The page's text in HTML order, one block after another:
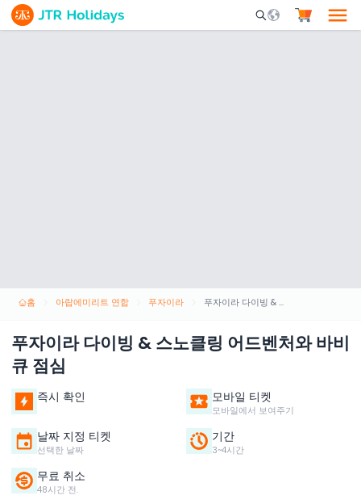
Mobile Search
홈 아랍에미리트 연합 푸자이라 푸자이라 다이빙 & 스노클링 어드벤처와 바비큐 점심
푸자이라 다이빙 & 스노클링 어드벤처와 바비
큐 점심
즉시 확인 모바일 티켓
모바일에서 보여주기
날짜 지정 티켓
선택한 날짜
기간
3~4시간
무료 취소
48시간 전.